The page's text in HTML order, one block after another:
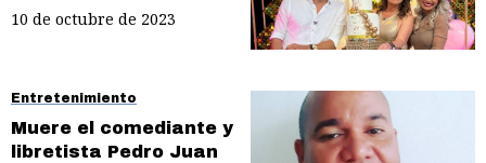
10 de octubre de 2023
Entretenimiento
Muere el comediante y
libretista Pedro Juan